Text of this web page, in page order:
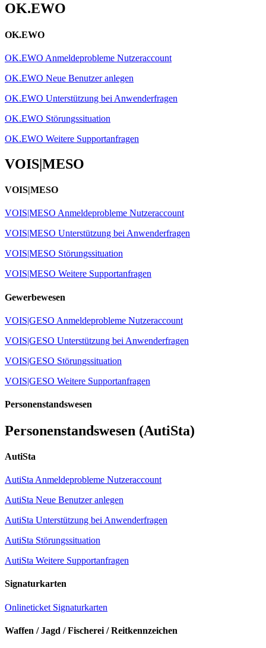
OK.EWO
OK.EWO
OK.EWO Anmeldeprobleme Nutzeraccount
OK.EWO Neue Benutzer anlegen
OK.EWO Unterstützung bei Anwenderfragen
OK.EWO Störungssituation
OK.EWO Weitere Supportanfragen
VOIS|MESO
VOIS|MESO
VOIS|MESO Anmeldeprobleme Nutzeraccount
VOIS|MESO Unterstützung bei Anwenderfragen
VOIS|MESO Störungssituation
VOIS|MESO Weitere Supportanfragen
Gewerbewesen
VOIS|GESO Anmeldeprobleme Nutzeraccount
VOIS|GESO Unterstützung bei Anwenderfragen
VOIS|GESO Störungssituation
VOIS|GESO Weitere Supportanfragen
Personenstandswesen
Personenstandswesen (AutiSta)
AutiSta
AutiSta Anmeldeprobleme Nutzeraccount
AutiSta Neue Benutzer anlegen
AutiSta Unterstützung bei Anwenderfragen
AutiSta Störungssituation
AutiSta Weitere Supportanfragen
Signaturkarten
Onlineticket Signaturkarten
Waffen / Jagd / Fischerei / Reitkennzeichen